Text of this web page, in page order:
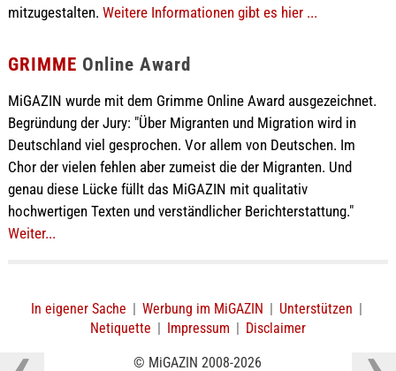
mitzugestalten. Weitere Informationen gibt es hier ...
GRIMME Online Award
MiGAZIN wurde mit dem Grimme Online Award ausgezeichnet.
Begründung der Jury: "Über Migranten und Migration wird in
Deutschland viel gesprochen. Vor allem von Deutschen. Im
Chor der vielen fehlen aber zumeist die der Migranten. Und
genau diese Lücke füllt das MiGAZIN mit qualitativ
hochwertigen Texten und verständlicher Berichterstattung."
Weiter...
In eigener Sache | Werbung im MiGAZIN | Unterstützen |
Netiquette | Impressum | Disclaimer
© MiGAZIN 2008-2026